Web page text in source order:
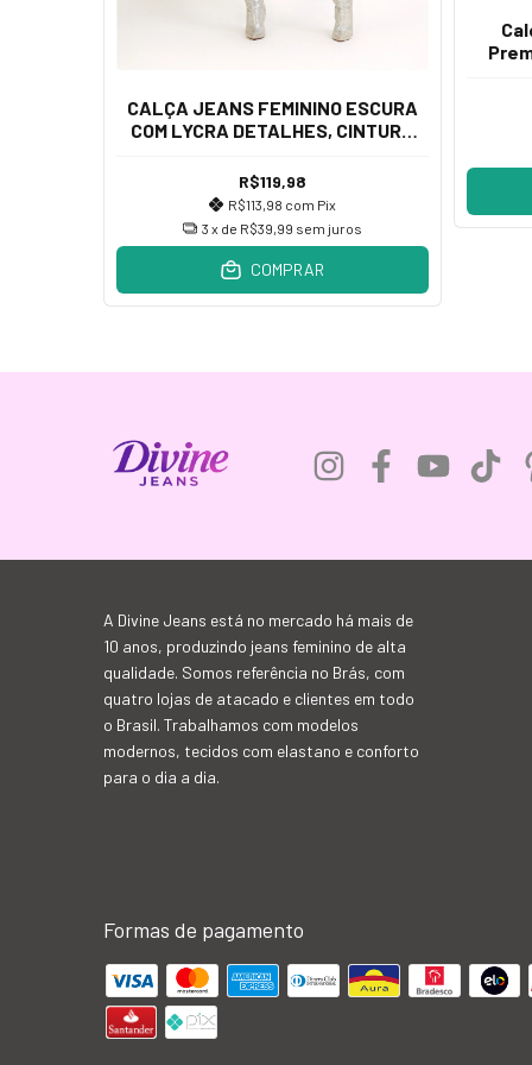
CALÇA JEANS FEMININO ESCURA
COM LYCRA DETALHES, CINTURA
R$119,98
R$113,98 com Pix
3 x de R$39,99 sem juros
COMPRAR
A Divine Jeans está no mercado há mais de
10 anos, produzindo jeans feminino de alta
qualidade. Somos referência no Brás, com
quatro lojas de atacado e clientes em todo
o Brasil. Trabalhamos com modelos
modernos, tecidos com elastano e conforto
para o dia a dia.
Formas de pagamento